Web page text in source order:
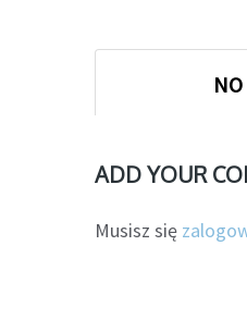
ADD YOUR
Musisz się